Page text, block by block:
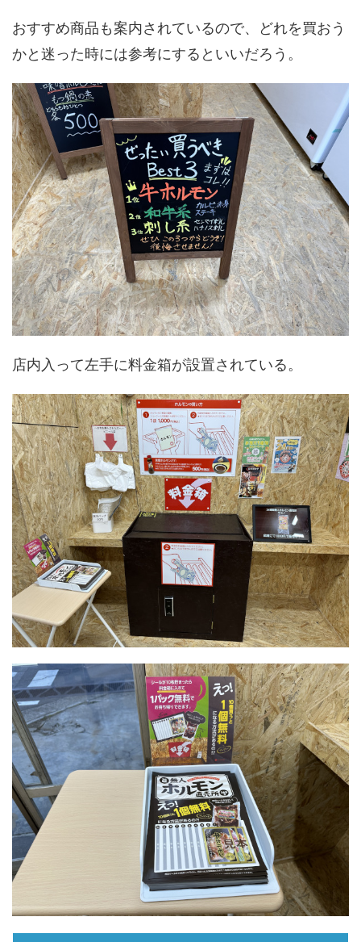
おすすめ商品も案内されているので、どれを買おう
かと迷った時には参考にするといいだろう。
店内入って左手に料金箱が設置されている。